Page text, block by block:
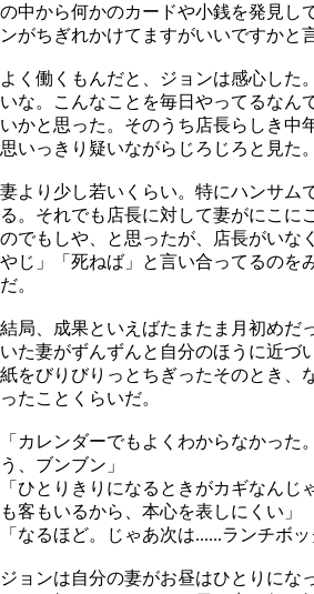
の中から何かのカードや小銭を発見し
ンがちぎれかけてますがいいですかと
よく働くもんだと、ジョンは感心した
いな。こんなことを毎日やってるなん
いかと思った。そのうち店長らしき中
思いっきり疑いながらじろじろと見た。
妻より少し若いくらい。特にハンサム
る。それでも店長に対して妻がにこに
のでもしや、と思ったが、店長がいな
やじ」「死ねば」と言い合ってるのを
だ。
結局、成果といえばたまたま月初めだ
いた妻がずんずんと自分のほうに近づ
紙をびりびりっとちぎったそのとき、
ったことくらいだ。
「カレンダーでもよくわからなかった
う、ブンブン」
「ひとりきりになるときがカギなんじ
も客もいるから、本心を表しにくい」
「なるほど。じゃあ次は......ランチボッ
ジョンは自分の妻がお昼はひとりにな